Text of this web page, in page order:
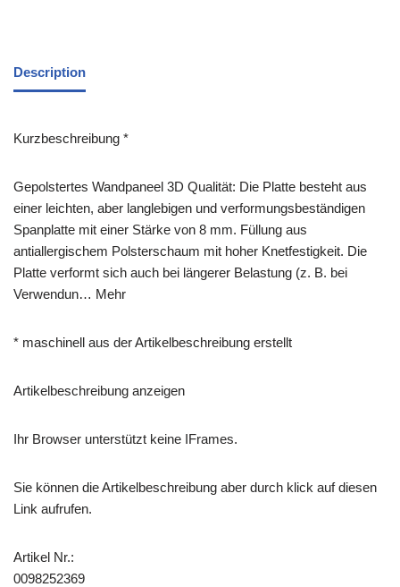
Description
Kurzbeschreibung *
Gepolstertes Wandpaneel 3D Qualität: Die Platte besteht aus
einer leichten, aber langlebigen und verformungsbeständigen
Spanplatte mit einer Stärke von 8 mm. Füllung aus
antiallergischem Polsterschaum mit hoher Knetfestigkeit. Die
Platte verformt sich auch bei längerer Belastung (z. B. bei
Verwendun… Mehr
* maschinell aus der Artikelbeschreibung erstellt
Artikelbeschreibung anzeigen
Ihr Browser unterstützt keine IFrames.
Sie können die Artikelbeschreibung aber durch klick auf diesen
Link aufrufen.
Artikel Nr.:
0098252369